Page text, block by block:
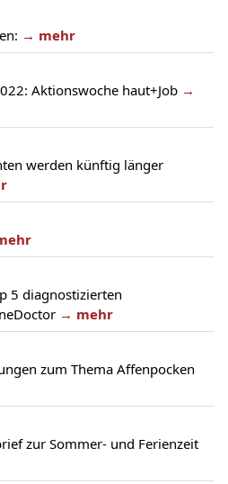
→ mehr
Aktionswoche haut+Job →
werden künftig länger
5 diagnostizierten
→ mehr
zum Thema Affenpocken
zur Sommer- und Ferienzeit